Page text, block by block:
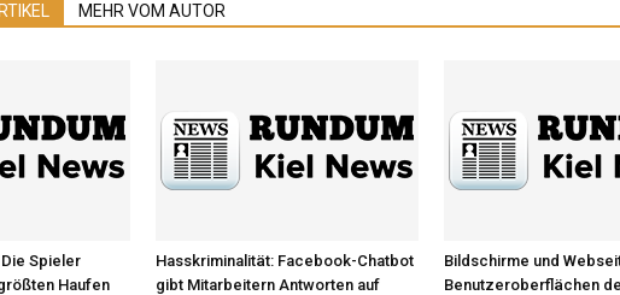
MEHR VOM AUTOR
Die Spieler
Haufen
Hasskriminalität: Facebook-Chatbot
gibt Mitarbeitern Antworten auf
Bildschirme und
Benutzeroberflächen